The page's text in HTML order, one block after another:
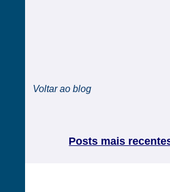
Voltar ao blog
Posts mais